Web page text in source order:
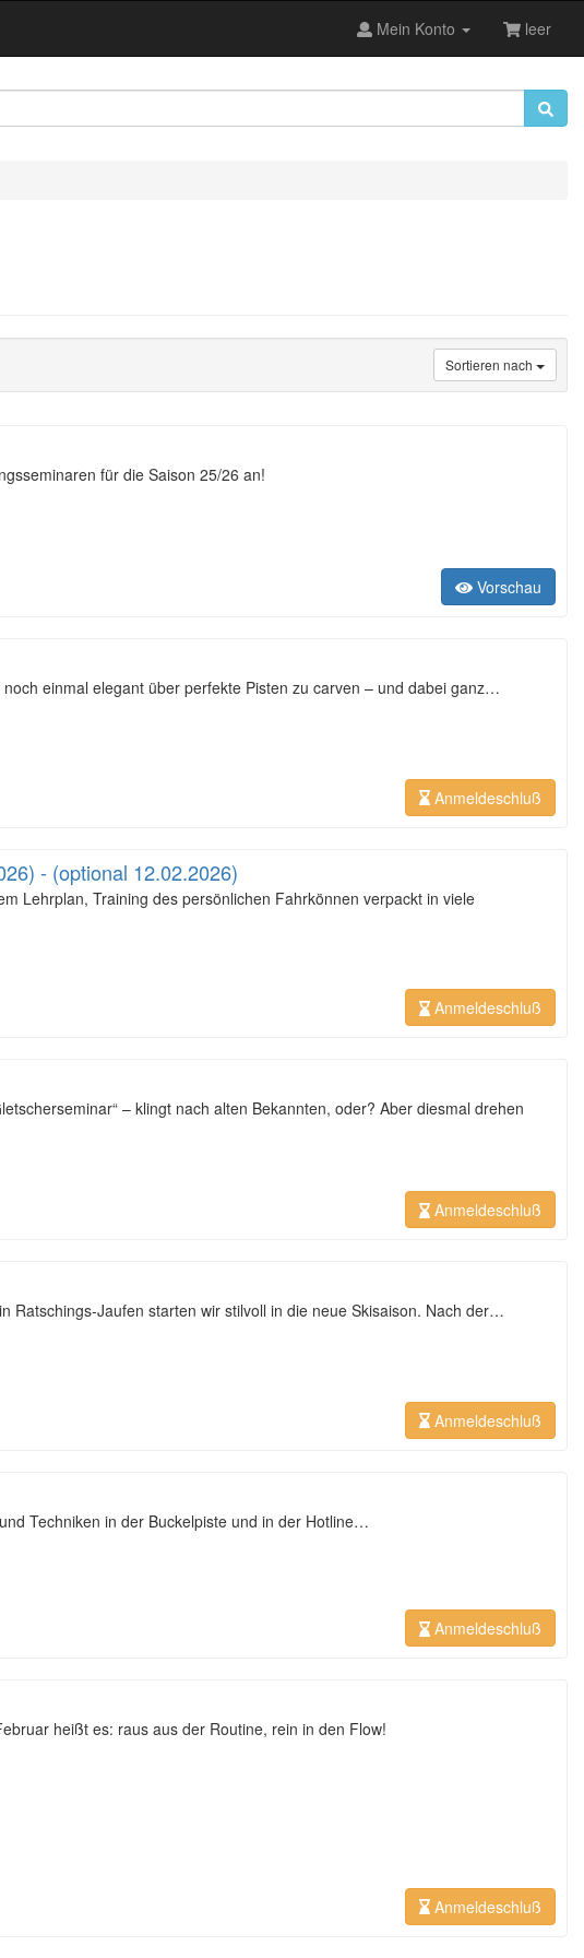
Mein Konto leer
Sortieren nach
für die Saison 25/26 an!
Vorschau
einmal elegant über perfekte Pisten zu carven – und dabei ganz…
Anmeldeschluß
- (optional 12.02.2026)
Lehrplan, Training des persönlichen Fahrkönnen verpackt in viele
Anmeldeschluß
– klingt nach alten Bekannten, oder? Aber diesmal drehen
Anmeldeschluß
Ratschings-Jaufen starten wir stilvoll in die neue Skisaison. Nach der…
Anmeldeschluß
Techniken in der Buckelpiste und in der Hotline…
Anmeldeschluß
heißt es: raus aus der Routine, rein in den Flow!
Anmeldeschluß